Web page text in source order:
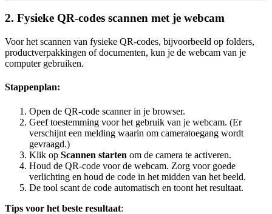
2. Fysieke QR-codes scannen met je webcam
Voor het scannen van fysieke QR-codes, bijvoorbeeld op folders,
productverpakkingen of documenten, kun je de webcam van je
computer gebruiken.
Stappenplan:
Open de QR-code scanner in je browser.
Geef toestemming voor het gebruik van je webcam. (Er
verschijnt een melding waarin om cameratoegang wordt
gevraagd.)
Klik op Scannen starten om de camera te activeren.
Houd de QR-code voor de webcam. Zorg voor goede
verlichting en houd de code in het midden van het beeld.
De tool scant de code automatisch en toont het resultaat.
Tips voor het beste resultaat: